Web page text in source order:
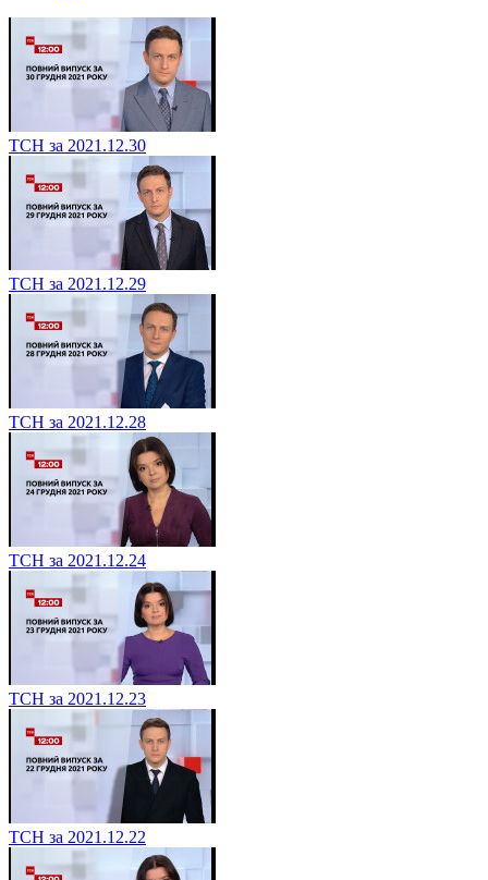
ТСН за 2021.12.30
ТСН за 2021.12.29
ТСН за 2021.12.28
ТСН за 2021.12.24
ТСН за 2021.12.23
ТСН за 2021.12.22